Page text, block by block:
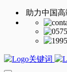
助力中国